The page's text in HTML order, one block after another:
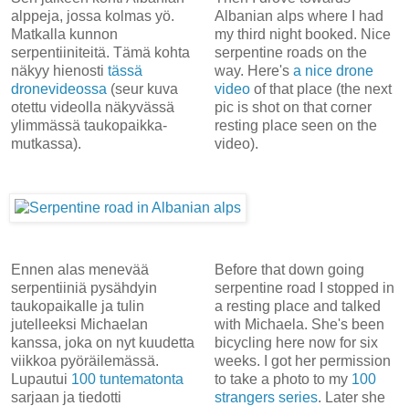
alppeja, jossa kolmas yö.
Matkalla kunnon
serpentiiniteitä. Tämä kohta
näkyy hienosti tässä
dronevideossa (seur kuva
otettu videolla näkyvässä
ylimmässä taukopaikka-
mutkassa).
Albanian alps where I had
my third night booked. Nice
serpentine roads on the
way. Here's a nice drone
videoof that place (the next
pic is shot on that corner
resting place seen on the
video).
Ennen alas menevää
serpentiiniä pysähdyin
taukopaikalle ja tulin
jutelleeksi Michaelan
kanssa, joka on nyt kuudetta
viikkoa pyöräilemässä.
Lupautui 100 tuntematonta
sarjaan ja tiedotti
Before that down going
serpentine road I stopped in
a resting place and talked
with Michaela. She's been
bicycling here now for six
weeks. I got her permission
to take a photo to my 100
strangers series. Later she